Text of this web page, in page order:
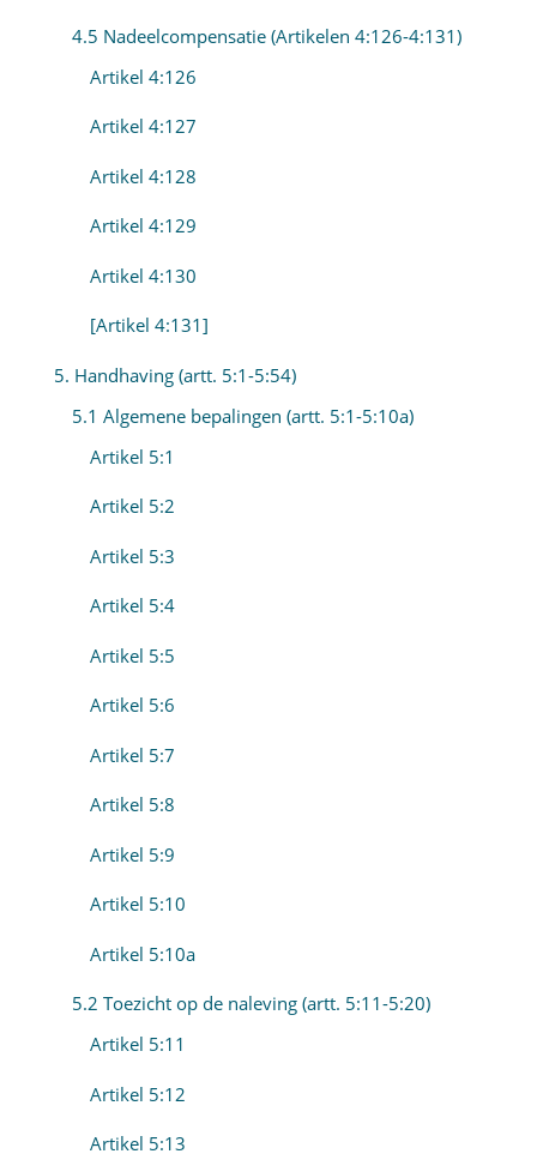
4.5 Nadeelcompensatie (Artikelen 4:126-4:131)
Artikel 4:126
Artikel 4:127
Artikel 4:128
Artikel 4:129
Artikel 4:130
[Artikel 4:131]
5. Handhaving (artt. 5:1-5:54)
5.1 Algemene bepalingen (artt. 5:1-5:10a)
Artikel 5:1
Artikel 5:2
Artikel 5:3
Artikel 5:4
Artikel 5:5
Artikel 5:6
Artikel 5:7
Artikel 5:8
Artikel 5:9
Artikel 5:10
Artikel 5:10a
5.2 Toezicht op de naleving (artt. 5:11-5:20)
Artikel 5:11
Artikel 5:12
Artikel 5:13